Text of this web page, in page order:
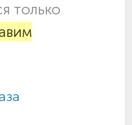
только